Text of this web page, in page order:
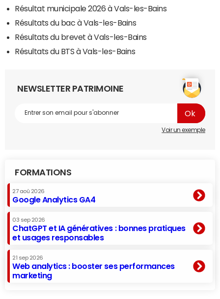
Résultat municipale 2026 à Vals-les-Bains
Résultats du bac à Vals-les-Bains
Résultats du brevet à Vals-les-Bains
Résultats du BTS à Vals-les-Bains
NEWSLETTER PATRIMOINE
Voir un exemple
FORMATIONS
27 aoû 2026
Google Analytics GA4
03 sep 2026
ChatGPT et IA génératives : bonnes pratiques
et usages responsables
21 sep 2026
Web analytics : booster ses performances
marketing